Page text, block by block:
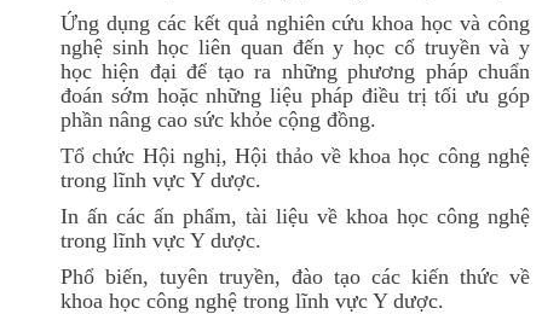
Ứng dụng các kết quả nghiên cứu khoa học và công
nghệ sinh học liên quan đến y học cổ truyền và y
học hiện đại để tạo ra những phương pháp chuẩn
đoán sớm hoặc những liệu pháp điều trị tối ưu góp
phần nâng cao sức khỏe cộng đồng.
Tổ chức Hội nghị, Hội thảo về khoa học công nghệ
trong lĩnh vực Y dược.
In ấn các ấn phẩm, tài liệu về khoa học công nghệ
trong lĩnh vực Y dược.
Phổ biến, tuyên truyền, đào tạo các kiến thức về
khoa học công nghệ trong lĩnh vực Y dược.